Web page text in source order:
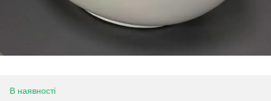
В наявності